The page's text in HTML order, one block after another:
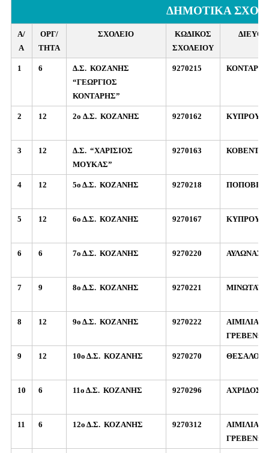
ΔΗΜΟΤΙΚΑ
Α/
Α
ΟΡΓ/
ΤΗΤΑ
ΣΧΟΛΕΙΟ
ΚΩΔΙΚΟΣ
ΣΧΟΛΕΙΟΥ
1 6 Δ.Σ. ΚΟΖΑΝΗΣ
“ΓΕΩΡΓΙΟΣ
ΚΟΝΤΑΡΗΣ”
9270215 ΚΟΝΤΑΡΗ
2 12 2o Δ.Σ. ΚΟΖΑΝΗΣ 9270162 ΚΥΠΡΟΥ 2
3 12 Δ.Σ. “ΧΑΡΙΣΙΟΣ
ΜΟΥΚΑΣ”
9270163
4 12 5ο Δ.Σ. ΚΟΖΑΝΗΣ 9270218
5 12 6ο Δ.Σ. ΚΟΖΑΝΗΣ 9270167 ΚΥΠΡΟΥ 2
6 6 7ο Δ.Σ. ΚΟΖΑΝΗΣ 9270220 ΑΥΛΩΝΑΣ 7
7 9 8ο Δ.Σ. ΚΟΖΑΝΗΣ 9270221
8 12 9ο Δ.Σ. ΚΟΖΑΝΗΣ 9270222
ΓΡΕΒΕΝΩΝ
9 12 10ο Δ.Σ. ΚΟΖΑΝΗΣ 9270270
10 6 11ο Δ.Σ. ΚΟΖΑΝΗΣ 9270296 ΑΧΡΙΔΟΣ
11 6 12ο Δ.Σ. ΚΟΖΑΝΗΣ 9270312
ΓΡΕΒΕΝΩΝ